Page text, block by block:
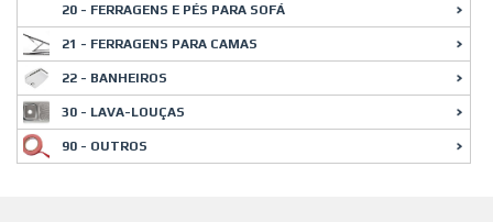
20 - FERRAGENS E PÉS PARA SOFÁ
21 - FERRAGENS PARA CAMAS
22 - BANHEIROS
30 - LAVA-LOUÇAS
90 - OUTROS